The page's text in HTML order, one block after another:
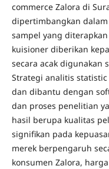
commerce Zalora di
dipertimbangkan
sampel yang
kuisioner diberikan
secara acak digunakan
Strategi analitis
dan dibantu dengan
dan proses penelitian
hasil berupa kualitas
signifikan pada
merek berpengaruh
konsumen Zalora,